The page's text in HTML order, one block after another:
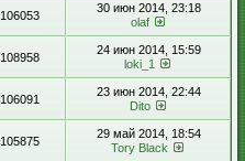
106053
30 июн 2014, 23:18
olaf
108958
24 июн 2014, 15:59
loki_1
106091
23 июн 2014, 22:44
Dito
105875
29 май 2014, 18:54
Tory Black